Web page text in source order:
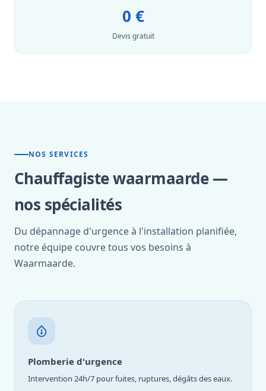
0 €
Devis gratuit
NOS SERVICES
Chauffagiste waarmaarde —
nos spécialités
Du dépannage d'urgence à l'installation planifiée,
notre équipe couvre tous vos besoins à
Waarmaarde.
Plomberie d'urgence
Intervention 24h/7 pour fuites, ruptures, dégâts des eaux.